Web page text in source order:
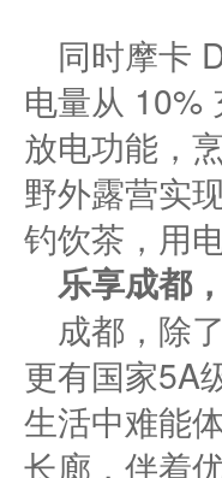
同时摩卡
电量从 10%
放电功能，
野外露营实
钓饮茶，用
乐享成都
成都，除
更有国家5A
生活中难能
长廊，伴着